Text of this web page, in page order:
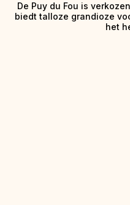
De Puy du Fou is
biedt talloze grandioze
het